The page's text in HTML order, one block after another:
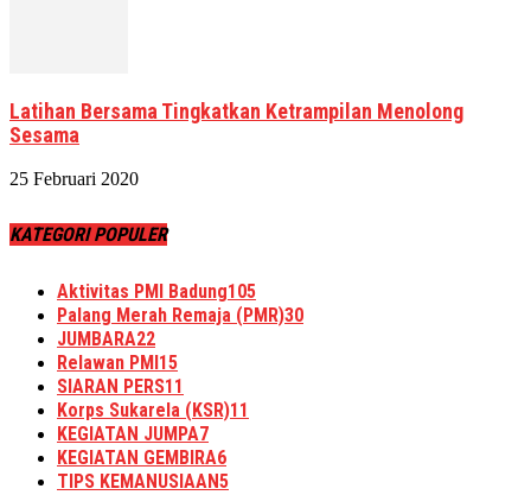
Latihan Bersama Tingkatkan Ketrampilan Menolong
Sesama
25 Februari 2020
KATEGORI POPULER
Aktivitas PMI Badung105
Palang Merah Remaja (PMR)30
JUMBARA22
Relawan PMI 15
SIARAN PERS11
Korps Sukarela (KSR)11
KEGIATAN JUMPA7
KEGIATAN GEMBIRA6
TIPS KEMANUSIAAN5